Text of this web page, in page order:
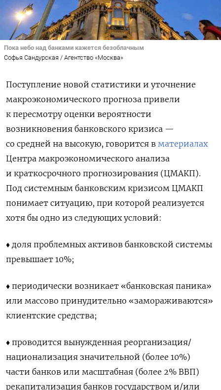
Пока небо над банками кажется безоблачным
Софья Сандурская / Агентство «Москва»
Поступление новой статистики и уточнение
макроэкономического прогноза привели
к пересмотру оценки вероятности
возникновения банковского кризиса —
со средней на высокую, говорится в материалах
Центра макроэкономического анализа
и краткосрочного прогнозирования (ЦМАКП).
Под системным банковским кризисом ЦМАКП
понимает ситуацию, при которой реализуется
хотя бы одно из следующих условий:
♦️ доля проблемных активов банковской системы
превышает 10%;
♦️ периодически возникает «банковская паника»
или массово принудительно «замораживаются»
клиентские средства;
♦️ проводится вынужденная реорганизация/
национализация значительной (более 10%)
части банков или масштабная (более 2% ВВП)
рекапитализация банков государством и/или